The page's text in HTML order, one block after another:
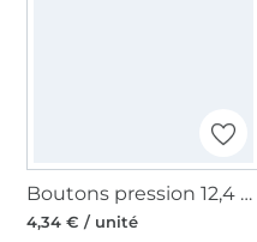
Boutons pression 12,4 mm, transparent
4,34 € / unité